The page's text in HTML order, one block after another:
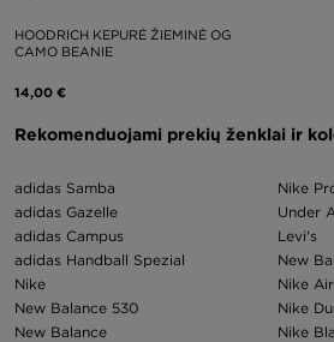
HOODRICH KEPURĖ ŽIEMINĖ OG
CAMO BEANIE
14,00 €
Rekomenduojami prekių ženklai ir
adidas Samba
adidas Gazelle
adidas Campus
adidas Handball Spezial
Nike
New Balance 530
New Balance
Nike
Under
Levi's
New
Nike
Nike
Nike